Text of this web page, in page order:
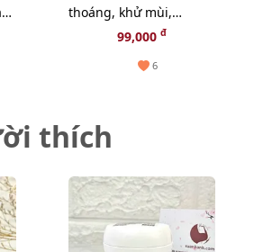
thoáng, khử mùi,
hương thơm nam tính -
99,000 đ
6
thích